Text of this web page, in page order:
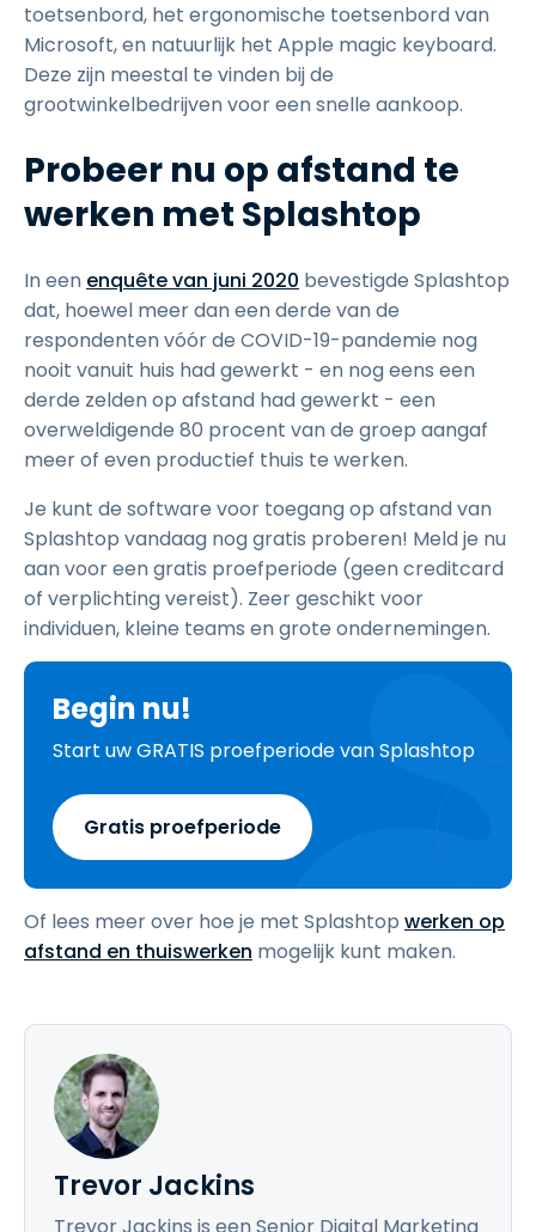
toetsenbord, het ergonomische toetsenbord van
Microsoft, en natuurlijk het Apple magic keyboard.
Deze zijn meestal te vinden bij de
grootwinkelbedrijven voor een snelle aankoop.
Probeer nu op afstand te
werken met Splashtop
In een enquête van juni 2020 bevestigde Splashtop
dat, hoewel meer dan een derde van de
respondenten vóór de COVID-19-pandemie nog
nooit vanuit huis had gewerkt - en nog eens een
derde zelden op afstand had gewerkt - een
overweldigende 80 procent van de groep aangaf
meer of even productief thuis te werken.
Je kunt de software voor toegang op afstand van
Splashtop vandaag nog gratis proberen! Meld je nu
aan voor een gratis proefperiode (geen creditcard
of verplichting vereist). Zeer geschikt voor
individuen, kleine teams en grote ondernemingen.
Begin nu!
Start uw GRATIS proefperiode van Splashtop
Gratis proefperiode
Of lees meer over hoe je met Splashtop werken op
afstand en thuiswerken mogelijk kunt maken.
Trevor Jackins